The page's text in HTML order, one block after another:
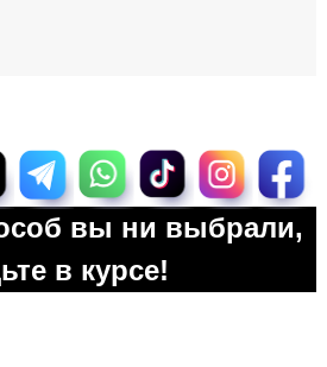
вы ни выбрали,
в курсе!